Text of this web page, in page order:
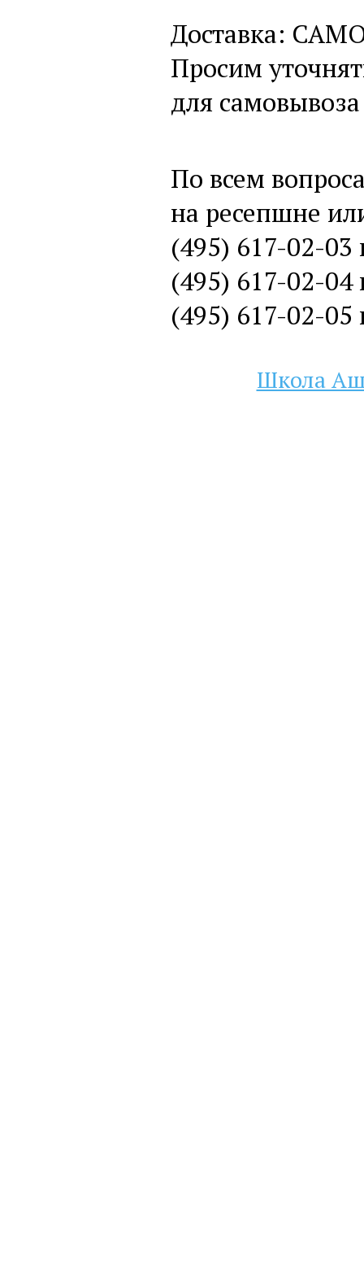
Доставка:
Просим
для
По всем
на ресепшне
(495) 617-02-03
(495) 617-02-04
(495) 617-02-
Школа